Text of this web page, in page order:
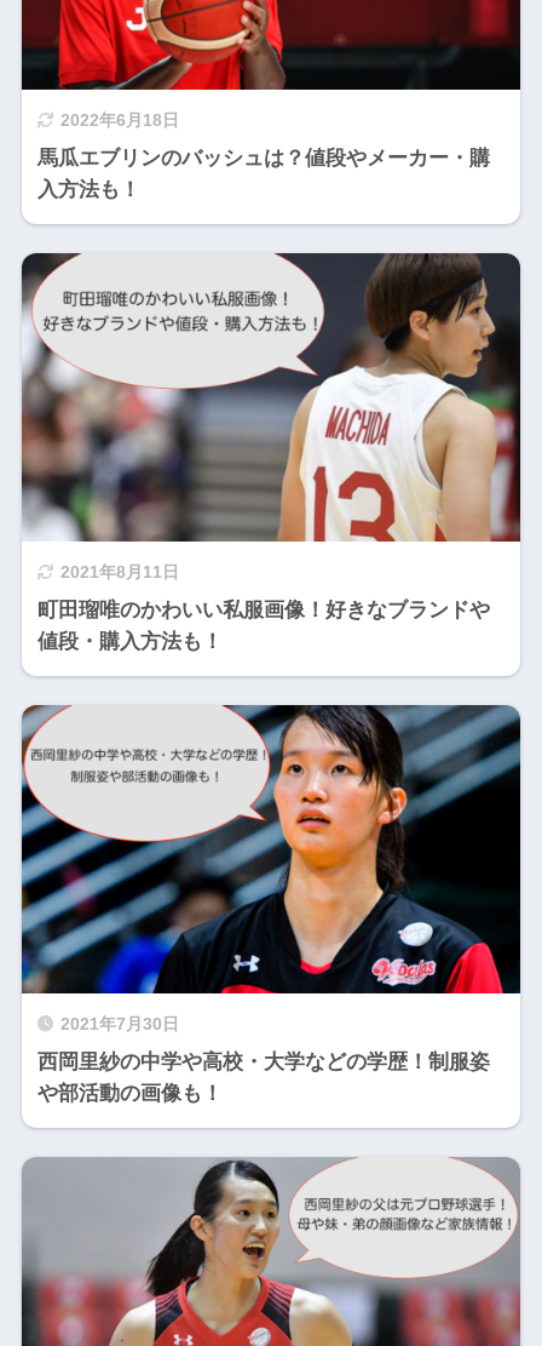
2022年6月18日
馬瓜エブリンのバッシュは？値段やメーカー・購
入方法も！
2021年8月11日
町田瑠唯のかわいい私服画像！好きなブランドや
値段・購入方法も！
2021年7月30日
西岡里紗の中学や高校・大学などの学歴！制服姿
や部活動の画像も！